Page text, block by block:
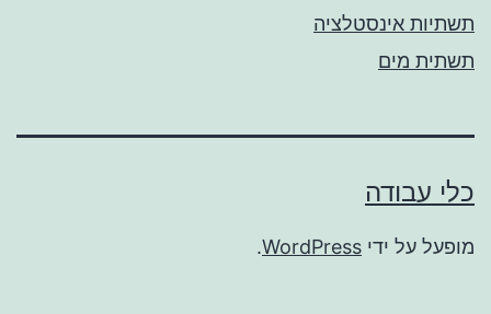
תשתיות אינסטלציה
תשתית מים
כלי עבודה
מופעל על ידי WordPress
.